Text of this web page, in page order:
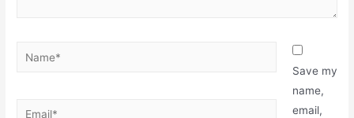
Save my
name,
email,